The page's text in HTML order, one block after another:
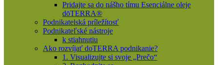
Pridajte sa do nášho tímu Esenciálne oleje
dōTERRA®
Podnikatelská príležítosť
Podnikateľské nástroje
k stiahnutiu
Ako rozvíjať doTERRA podnikanie?
1. Visualizujte si svoje „Prečo“